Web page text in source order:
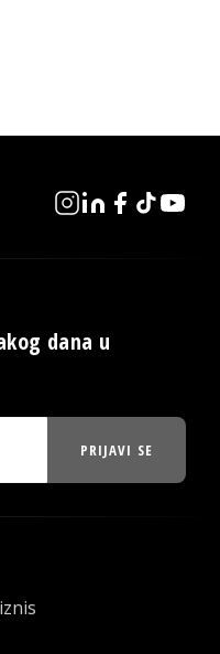
dana u
PRIJAVI SE